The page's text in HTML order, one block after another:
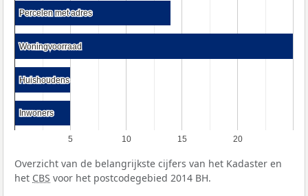
5 10 15 20
Percelen met adres
Percelen met adres
Woningvoorraad
Woningvoorraad
Huishoudens
Huishoudens
Inwoners
Inwoners
Overzicht van de belangrijkste cijfers van het Kadaster en
het CBS voor het postcodegebied 2014 BH.